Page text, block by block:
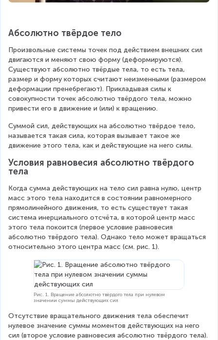
Абсолютно твёрдое тело
Произвольные системы точек под действием внешних сил
двигаются и меняют свою форму (деформируются).
Существуют абсолютно твёрдые тела, то есть тела,
размер и форму которых считают неизменными (размером
деформации пренебрегают). Прикладывая силы к
совокупности точек абсолютно твёрдого тела, можно
привести его в движение и (или) к вращению.
Суммой сил, действующих на абсолютно твёрдое тело,
называется такая сила, которая вызывает такое же
движение этого тела, как и действующие на него силы.
Условия равновесия абсолютно твёрдого
тела
Когда сумма действующих на тело сил равна нулю, центр
масс этого тела находится в состоянии равномерного
прямолинейного движения, то есть существует такая
система инерциального отсчёта, в которой центр масс
этого тела покоится (первое условие равновесия
абсолютно твёрдого тела). Однако тело может вращаться
относительно этого центра масс (см. рис. 1).
Рис. 1. Вращение абсолютно твёрдого тела при нулевом
значении суммы действующих сил
Отсутствие вращательного движения тела обеспечит
нулевое значение суммы моментов действующих на него
сил (второе условие равновесия абсолютно твёрдого тела).